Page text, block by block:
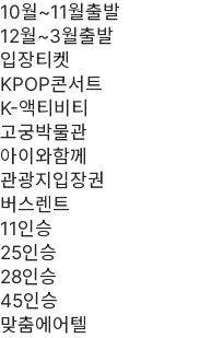
10월~11월출발
12월~3월출발
입장티켓
KPOP콘서트
K-액티비티
고궁박물관
아이와함께
관광지입장권
버스렌트
11인승
25인승
28인승
45인승
맞춤에어텔